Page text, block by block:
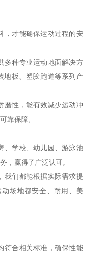
，才能确保运动过程的安
多种专业运动地面解决方
地板、塑胶跑道等系列产
磨性，能有效减少运动冲
靠保障。
、学校、幼儿园、游泳池
，赢得了广泛认可。
我们都能根据实际需求提
场地都安全、耐用、美
符合相关标准，确保性能